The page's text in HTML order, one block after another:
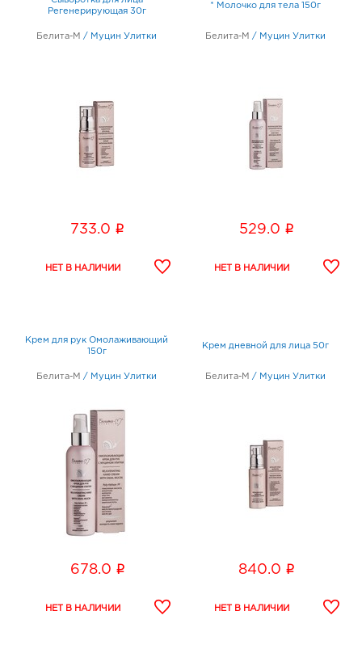
Регенерирующая 30г
Белита-М / Муцин Улитки
733.0 i
* Молочко для тела 150г
Белита-М / Муцин Улитки
529.0 i
Крем для рук Омолаживающий
150г
Белита-М / Муцин Улитки
678.0 i
Крем дневной для лица 50г
Белита-М / Муцин Улитки
840.0 i